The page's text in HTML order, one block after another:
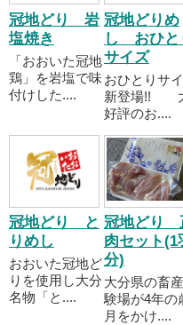
冠地どり 岩
塩焼き
「おおいた冠地
鶏」を岩塩で味
付けした....
冠地どりめ
し おひと
サイズ
おひとりサ
新登場!!
好評のお....
冠地どり と
りめし
おおいた冠地ど
りを使用し大分
名物「と....
冠地どり
肉セット(1
分)
大分県の畜
験場が4年の
月をかけ....